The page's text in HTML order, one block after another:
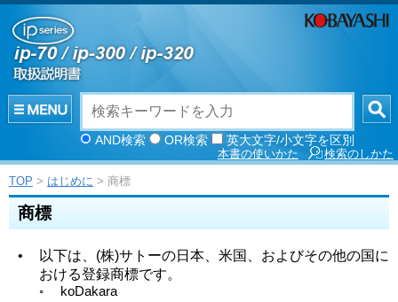
AND検索 OR検索 英大文字/小文字を区別
検索のしかた
本書の使いかた
TOP > はじめに > 商標
商標
•
以下は、(株)サトーの日本、米国、およびその他の国に
おける登録商標です。
◦ koDakara